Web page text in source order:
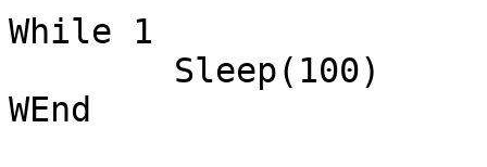
While 1
Sleep(100)
WEnd